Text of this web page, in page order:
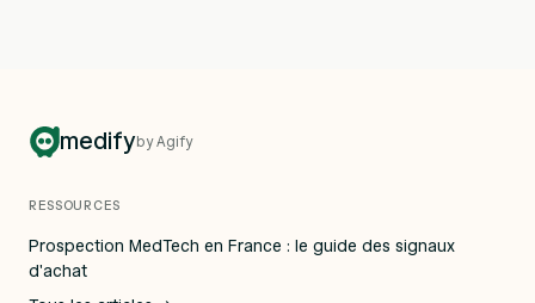
medifyby Agify
RESSOURCES
Prospection MedTech en France : le guide des signaux
d'achat